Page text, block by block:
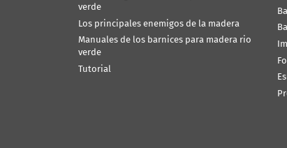
verde
Los principales enemigos de la madera
Manuales de los barnices para madera rio
verde
Tutorial